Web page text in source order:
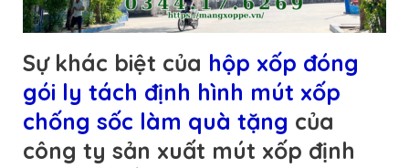
Sự khác biệt của hộp xốp đóng
gói ly tách định hình mút xốp
chống sốc làm quà tặng của
công ty sản xuất mút xốp định